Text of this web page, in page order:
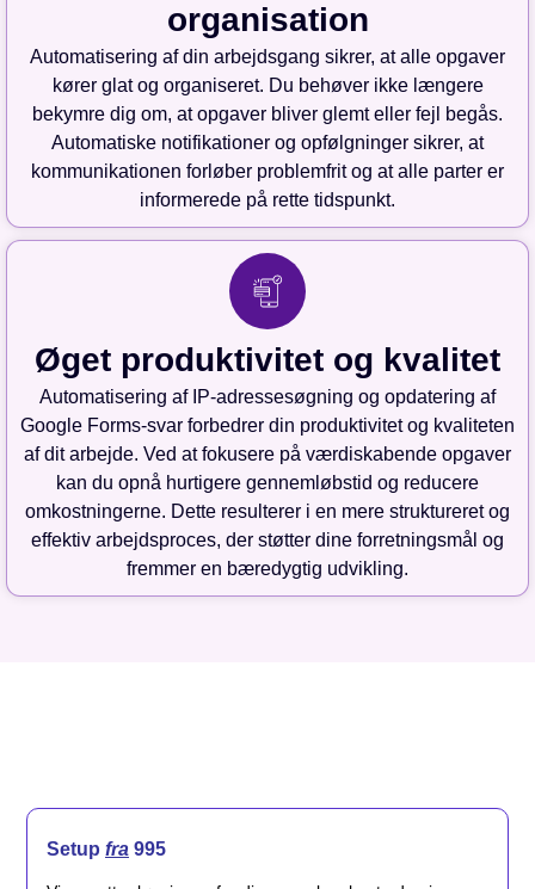
organisation
Automatisering af din arbejdsgang sikrer, at alle opgaver
kører glat og organiseret. Du behøver ikke længere
bekymre dig om, at opgaver bliver glemt eller fejl begås.
Automatiske notifikationer og opfølgninger sikrer, at
kommunikationen forløber problemfrit og at alle parter er
informerede på rette tidspunkt.
Øget produktivitet og kvalitet
Automatisering af IP-adressesøgning og opdatering af
Google Forms-svar forbedrer din produktivitet og kvaliteten
af dit arbejde. Ved at fokusere på værdiskabende opgaver
kan du opnå hurtigere gennemløbstid og reducere
omkostningerne. Dette resulterer i en mere struktureret og
effektiv arbejdsproces, der støtter dine forretningsmål og
fremmer en bæredygtig udvikling.
Setup fra 995